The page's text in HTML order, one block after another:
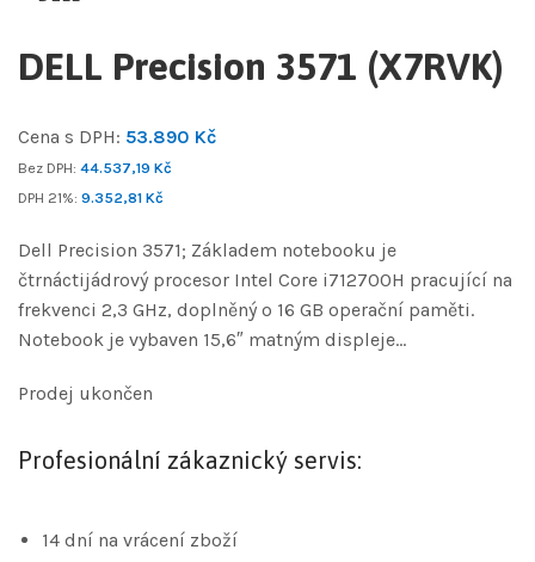
DELL Precision 3571 (X7RVK)
Cena s DPH: 53.890 Kč
Bez DPH: 44.537,19 Kč
DPH 21%: 9.352,81 Kč
Dell Precision 3571; Základem notebooku je
čtrnáctijádrový procesor Intel Core i712700H pracující na
frekvenci 2,3 GHz, doplněný o 16 GB operační paměti.
Notebook je vybaven 15,6″ matným displeje…
Prodej ukončen
Profesionální zákaznický servis:
14 dní na vrácení zboží